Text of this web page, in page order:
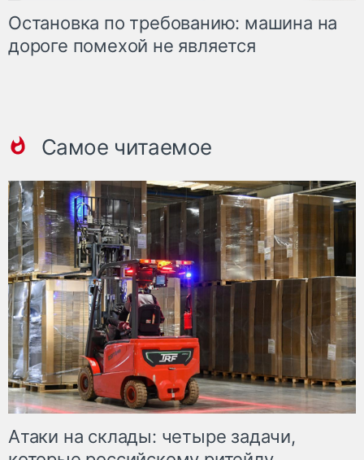
Остановка по требованию: машина на
дороге помехой не является
Самое читаемое
Атаки на склады: четыре задачи,